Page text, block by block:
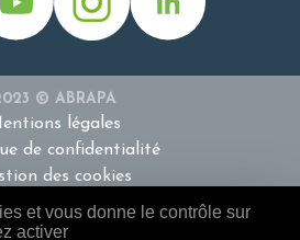
© ABRAPA
légales
de confidentialité
des cookies
et vous donne le contrôle sur
activer